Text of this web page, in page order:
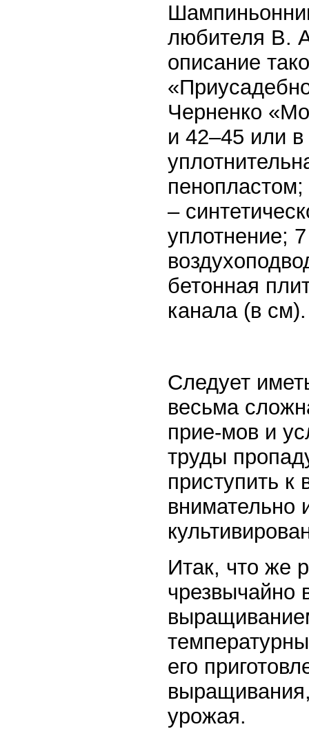
любителя В.
описание
Черненко
и 42–45 или
–
уплотнение;
бетонная
канала (в см).
Следует
весьма
прие-мов и
труды
приступить
внимательно
Итак, что же
чрезвычайно
его
урожая.